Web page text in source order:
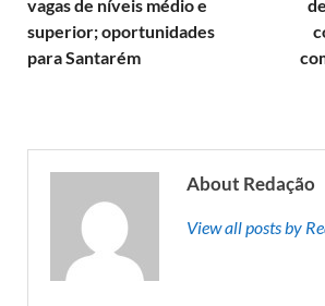
vagas de níveis médio e
superior; oportunidades
para Santarém
About Redação
View all posts by